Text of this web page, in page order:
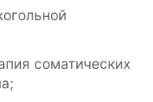
соматических